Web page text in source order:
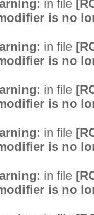
: in file
is no
: in file
is no
: in file
is no
: in file
is no
: in file
is no